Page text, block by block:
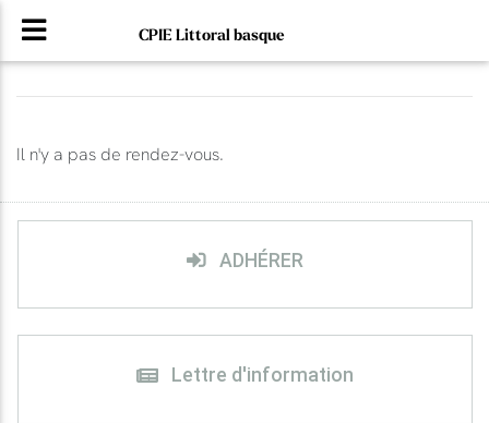
CPIE Littoral basque
Il n'y a pas de rendez-vous.
ADHÉRER
Lettre d'information